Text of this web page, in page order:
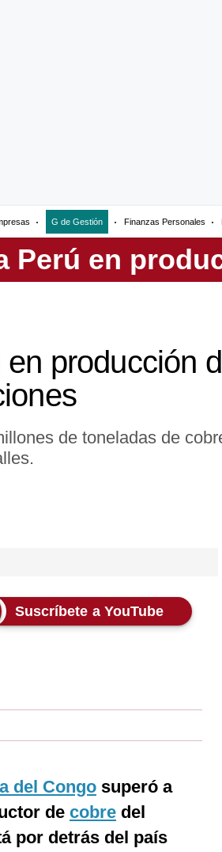
G de Gestión Finanzas Personales
producción
de toneladas de
Suscríbete a YouTube
del Congo superó a
de cobre del
por detrás del país